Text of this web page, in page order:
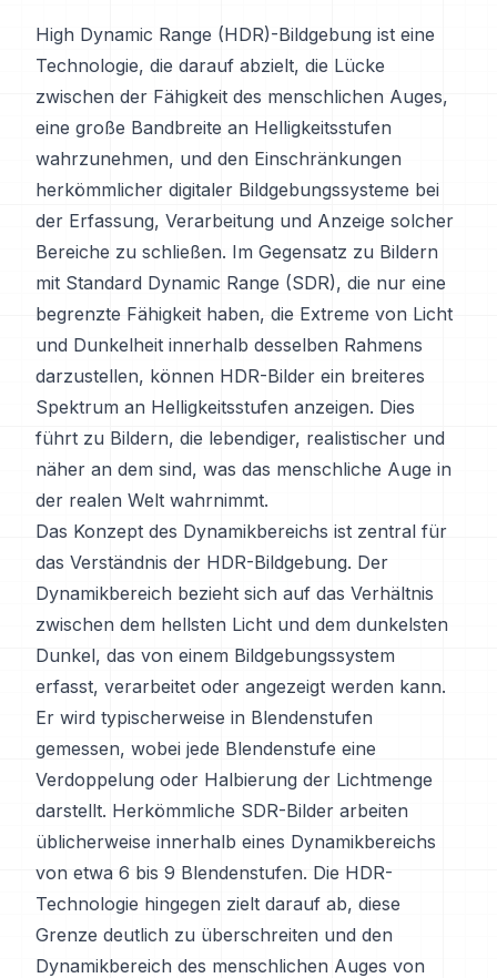
High Dynamic Range (HDR)-Bildgebung ist eine
Technologie, die darauf abzielt, die Lücke
zwischen der Fähigkeit des menschlichen Auges,
eine große Bandbreite an Helligkeitsstufen
wahrzunehmen, und den Einschränkungen
herkömmlicher digitaler Bildgebungssysteme bei
der Erfassung, Verarbeitung und Anzeige solcher
Bereiche zu schließen. Im Gegensatz zu Bildern
mit Standard Dynamic Range (SDR), die nur eine
begrenzte Fähigkeit haben, die Extreme von Licht
und Dunkelheit innerhalb desselben Rahmens
darzustellen, können HDR-Bilder ein breiteres
Spektrum an Helligkeitsstufen anzeigen. Dies
führt zu Bildern, die lebendiger, realistischer und
näher an dem sind, was das menschliche Auge in
der realen Welt wahrnimmt.
Das Konzept des Dynamikbereichs ist zentral für
das Verständnis der HDR-Bildgebung. Der
Dynamikbereich bezieht sich auf das Verhältnis
zwischen dem hellsten Licht und dem dunkelsten
Dunkel, das von einem Bildgebungssystem
erfasst, verarbeitet oder angezeigt werden kann.
Er wird typischerweise in Blendenstufen
gemessen, wobei jede Blendenstufe eine
Verdoppelung oder Halbierung der Lichtmenge
darstellt. Herkömmliche SDR-Bilder arbeiten
üblicherweise innerhalb eines Dynamikbereichs
von etwa 6 bis 9 Blendenstufen. Die HDR-
Technologie hingegen zielt darauf ab, diese
Grenze deutlich zu überschreiten und den
Dynamikbereich des menschlichen Auges von